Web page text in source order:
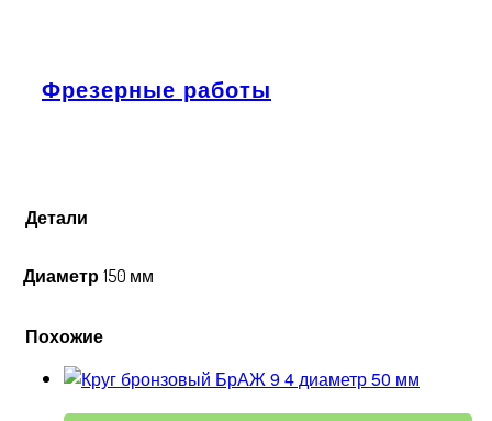
Фрезерные работы
Детали
Диаметр 150 мм
Похожие